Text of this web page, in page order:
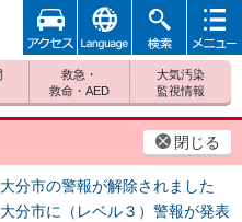
閉じる
分市の警報が解除されました
分市に（レベル３）警報が発表
救急・
救命・AED
大気汚染
監視情報
アクセ
ス
foreign 検索
メニュ